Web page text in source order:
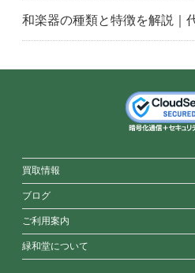
和楽器の種類と特徴を解説｜
買取情報
ブログ
ご利用案内
緑和堂について